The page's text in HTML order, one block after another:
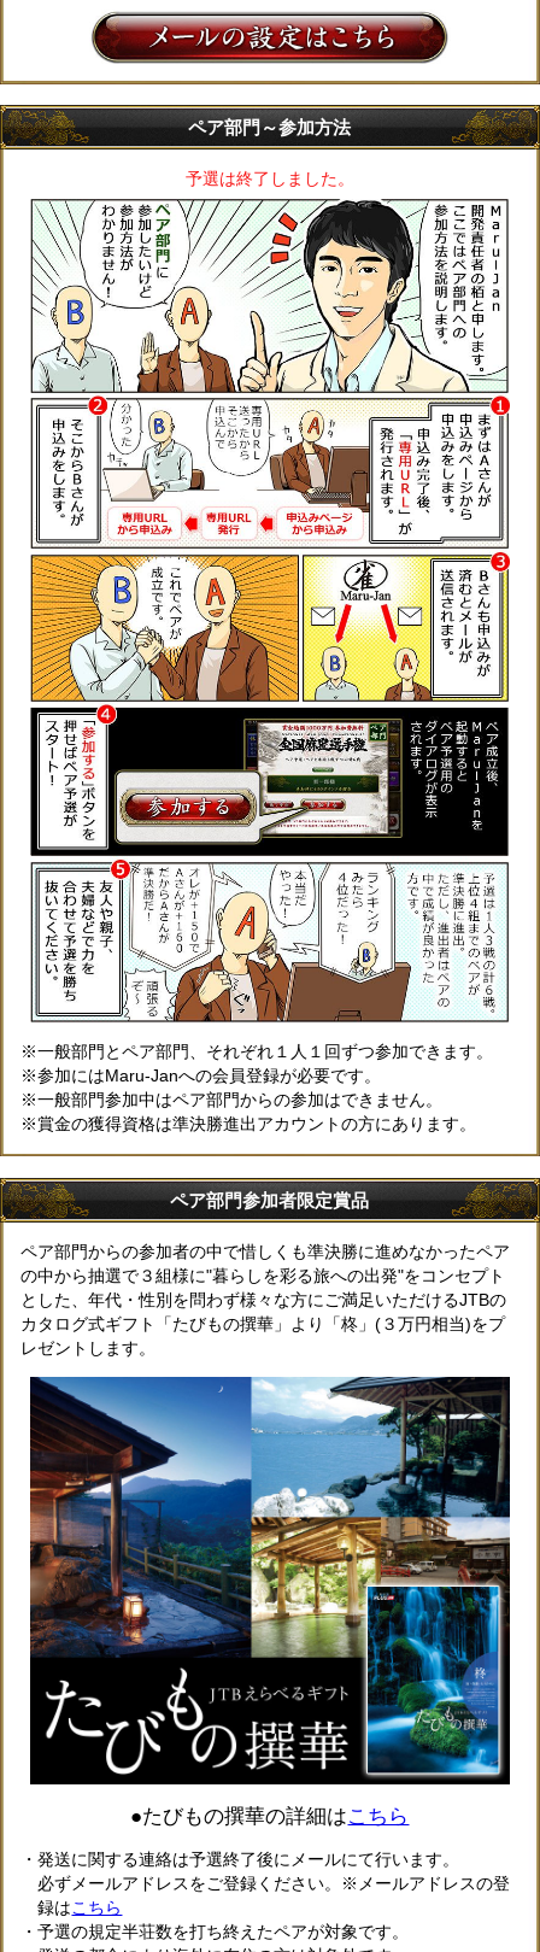
ペア部門～参加方法
予選は終了しました。
一般部門とペア部門、それぞれ１人１回ずつ参加できます。
参加にはMaru-Janへの会員登録が必要です。
一般部門参加中はペア部門からの参加はできません。
賞金の獲得資格は準決勝進出アカウントの方にあります。
ペア部門参加者限定賞品
ペア部門からの参加者の中で惜しくも準決勝に進めなかったペア
の中から抽選で３組様に"暮らしを彩る旅への出発"をコンセプト
とした、年代・性別を問わず様々な方にご満足いただけるJTBの
カタログ式ギフト「たびもの撰華」より「柊」(３万円相当)をプ
レゼントします。
●たびもの撰華の詳細はこちら
・発送に関する連絡は予選終了後にメールにて行います。
必ずメールアドレスをご登録ください。※メールアドレスの登
録はこちら
・予選の規定半荘数を打ち終えたペアが対象です。